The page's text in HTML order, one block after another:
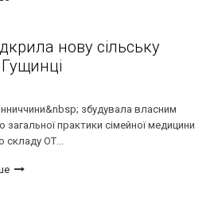
нову сільську
збудувала власним
практики сімейної медицини
складу ОТ...